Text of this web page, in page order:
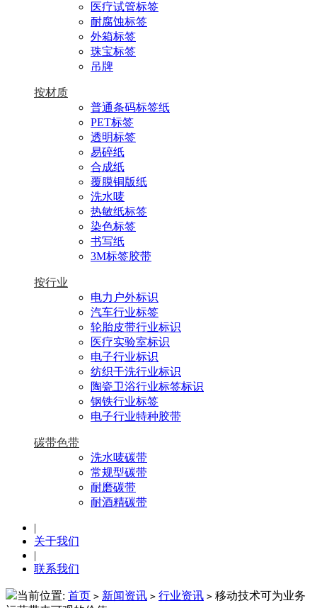
医疗试管标签
耐腐蚀标签
外箱标签
珠宝标签
吊牌
按材质
普通条码标签纸
PET标签
透明标签
易碎纸
合成纸
覆膜铜版纸
洗水唛
热敏纸标签
染色标签
书写纸
3M标签胶带
按行业
电力户外标识
汽车行业标签
轮胎皮带行业标识
医疗实验室标识
电子行业标识
纺织干洗行业标识
陶瓷卫浴行业标签标识
钢铁行业标签
电子行业特种胶带
碳带色带
洗水唛碳带
常规型碳带
耐磨碳带
耐酒精碳带
|
关于我们
|
联系我们
当前位置: 首页 > 新闻资讯 > 行业资讯 > 移动技术可为业务